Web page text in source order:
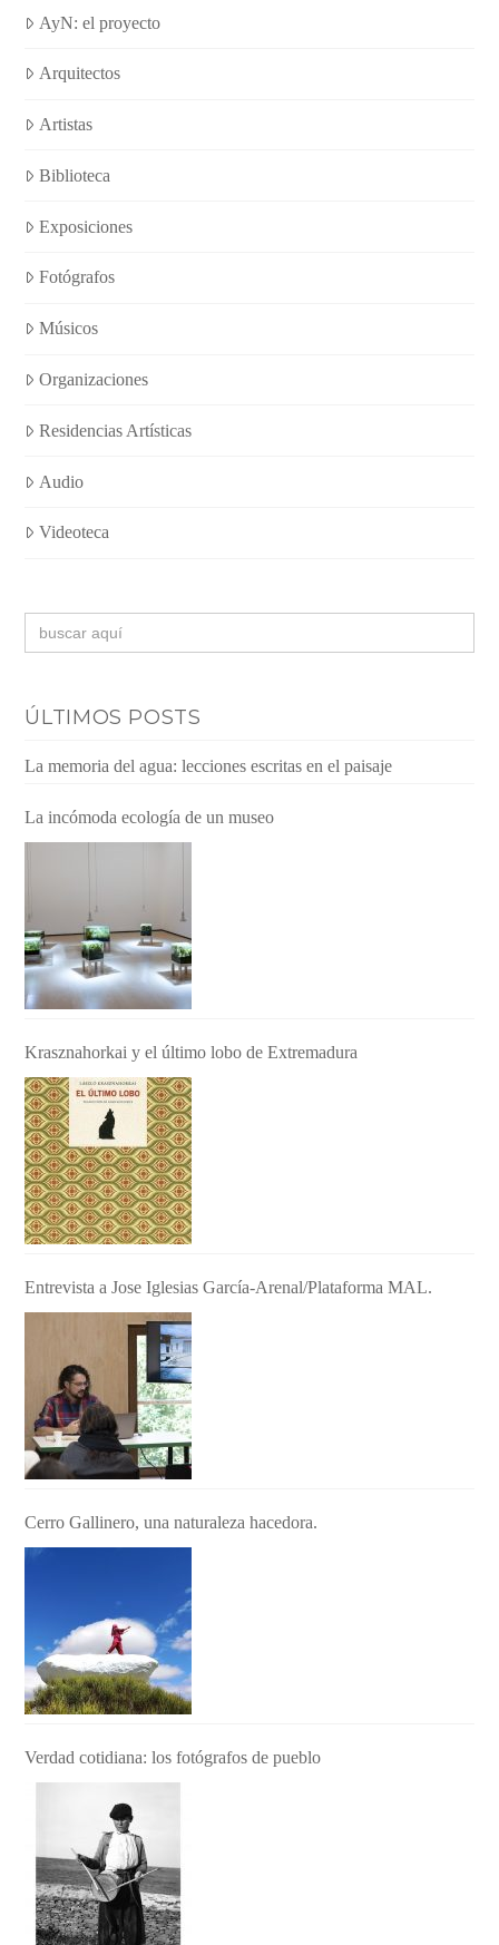
AyN: el proyecto
Arquitectos
Artistas
Biblioteca
Exposiciones
Fotógrafos
Músicos
Organizaciones
Residencias Artísticas
Audio
Videoteca
Buscar:
ÚLTIMOS POSTS
La memoria del agua: lecciones escritas en el paisaje
La incómoda ecología de un museo
Krasznahorkai y el último lobo de Extremadura
Entrevista a Jose Iglesias García-Arenal/Plataforma MAL.
Cerro Gallinero, una naturaleza hacedora.
Verdad cotidiana: los fotógrafos de pueblo